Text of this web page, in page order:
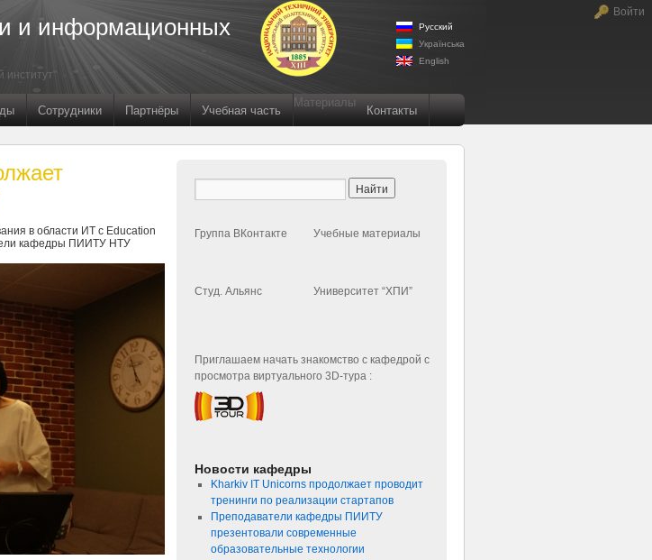
Русский
Українська
English
и информационных
институт"
Сотрудники Партнёры Учебная часть Материалы Контакты
в области ИТ с Education
кафедры ПИИТУ НТУ
Группа ВКонтакте Учебные материалы
Студ. Альянс Университет “ХПИ”
Приглашаем начать знакомство с кафедрой с
просмотра виртуального 3D-тура :
Новости кафедры
Kharkiv IT Unicorns продолжает проводит
тренинги по реализации стартапов
Преподаватели кафедры ПИИТУ
презентовали современные
образовательные технологии
Войти